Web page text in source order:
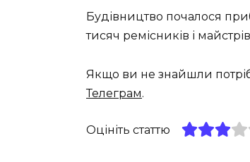
Будівництво почалося
тисяч ремісників і
Якщо ви не знайшли
Телеграм.
Оцініть статтю